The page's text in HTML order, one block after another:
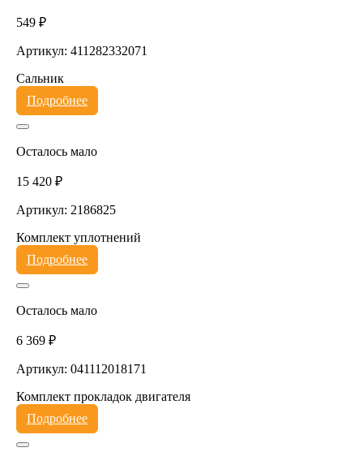
549 ₽
Артикул: 411282332071
Сальник
Подробнее
Осталось мало
15 420 ₽
Артикул: 2186825
Комплект уплотнений
Подробнее
Осталось мало
6 369 ₽
Артикул: 041112018171
Комплект прокладок двигателя
Подробнее